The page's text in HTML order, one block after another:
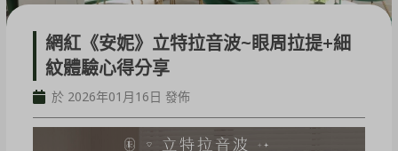
網紅《安妮》立特拉音波~眼周拉提+細
紋體驗心得分享
於 2026年01月16日 發佈